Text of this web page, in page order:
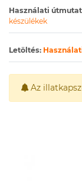
Használati
készülékek
Letöltés:
Az